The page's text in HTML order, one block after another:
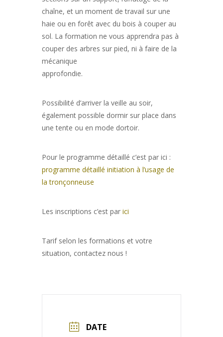
chaîne, et un moment de travail sur une
haie ou en forêt avec du bois à couper au
sol. La formation ne vous apprendra pas à
couper des arbres sur pied, ni à faire de la
mécanique
approfondie.
Possibilité d’arriver la veille au soir,
également possible dormir sur place dans
une tente ou en mode dortoir.
Pour le programme détaillé c’est par ici :
programme détaillé initiation à l’usage de
la tronçonneuse
Les inscriptions c’est par ici
Tarif selon les formations et votre
situation, contactez nous !
DATE